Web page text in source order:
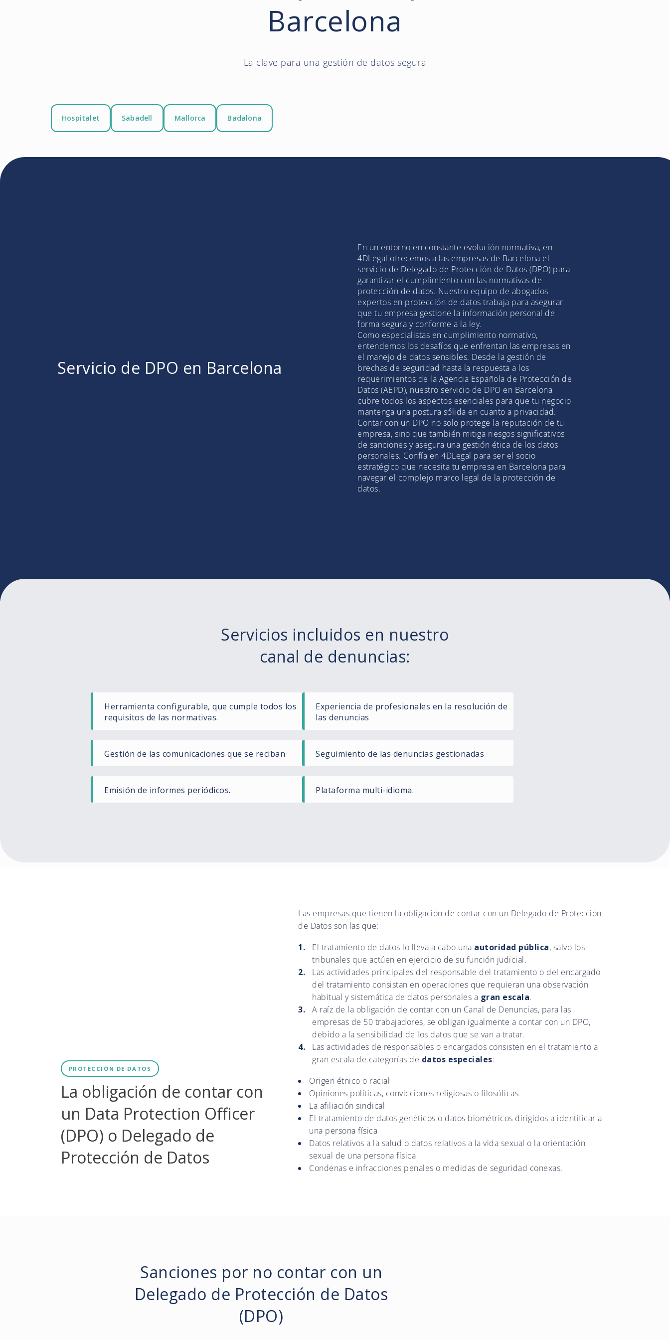
Barcelona
La clave para una gestión de datos segura
Hospitalet Sabadell Mallorca Badalona
Servicio de DPO en Barcelona
En un entorno en constante evolución normativa, en
4DLegal ofrecemos a las empresas de Barcelona el
servicio de Delegado de Protección de Datos (DPO) para
garantizar el cumplimiento con las normativas de
protección de datos. Nuestro equipo de abogados
expertos en protección de datos trabaja para asegurar
que tu empresa gestione la información personal de
forma segura y conforme a la ley.
Como especialistas en cumplimiento normativo,
entendemos los desafíos que enfrentan las empresas en
el manejo de datos sensibles. Desde la gestión de
brechas de seguridad hasta la respuesta a los
requerimientos de la Agencia Española de Protección de
Datos (AEPD), nuestro servicio de DPO en Barcelona
cubre todos los aspectos esenciales para que tu negocio
mantenga una postura sólida en cuanto a privacidad.
Contar con un DPO no solo protege la reputación de tu
empresa, sino que también mitiga riesgos significativos
de sanciones y asegura una gestión ética de los datos
personales. Confía en 4DLegal para ser el socio
estratégico que necesita tu empresa en Barcelona para
navegar el complejo marco legal de la protección de
datos.
Servicios incluidos en nuestro
canal de denuncias:
Herramienta configurable, que cumple todos los
requisitos de las normativas.
Experiencia de profesionales en la resolución de
las denuncias
Gestión de las comunicaciones que se reciban Seguimiento de las denuncias gestionadas
Emisión de informes periódicos. Plataforma multi-idioma.
PROTECCIÓN DE DATOS
La obligación de contar con
un Data Protection Officer
(DPO) o Delegado de
Protección de Datos
Las empresas que tienen la obligación de contar con un Delegado de Protección
de Datos son las que:
El tratamiento de datos lo lleva a cabo una autoridad pública, salvo los
tribunales que actúen en ejercicio de su función judicial.
Las actividades principales del responsable del tratamiento o del encargado
del tratamiento consistan en operaciones que requieran una observación
habitual y sistemática de datos personales a gran escala.
A raíz de la obligación de contar con un Canal de Denuncias, para las
empresas de 50 trabajadores, se obligan igualmente a contar con un DPO,
debido a la sensibilidad de los datos que se van a tratar.
Las actividades de responsables o encargados consisten en el tratamiento a
gran escala de categorías de datos especiales:
Origen étnico o racial
Opiniones políticas, convicciones religiosas o filosóficas
La afiliación sindical
El tratamiento de datos genéticos o datos biométricos dirigidos a identificar a
una persona física
Datos relativos a la salud o datos relativos a la vida sexual o la orientación
sexual de una persona física
Condenas e infracciones penales o medidas de seguridad conexas.
Sanciones por no contar con un
Delegado de Protección de Datos
(DPO)